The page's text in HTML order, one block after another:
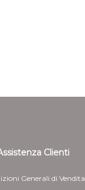
Clienti
Generali di Vendita